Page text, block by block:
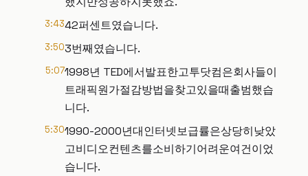
3:4342퍼센트였습니다.
3:503번째였습니다.
5:071998년 TED에서발표한고투닷컴은회사들이
트래픽원가절감방법을찾고있을때출범했습
니다.
5:301990-2000년대인터넷보급률은상당히낮았
고비디오컨텐츠를소비하기어려운여건이었
습니다.